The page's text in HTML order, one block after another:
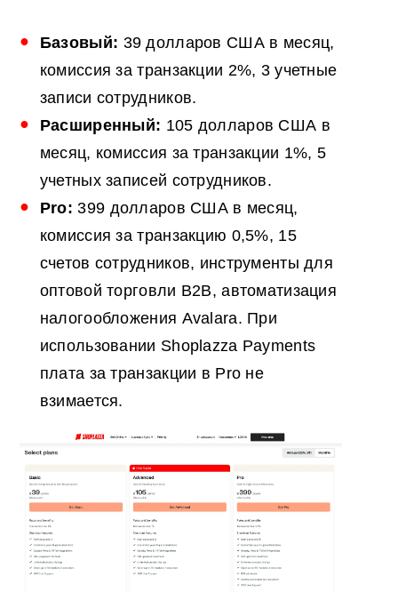
Базовый: 39 долларов США в месяц,
комиссия за транзакции 2%, 3 учетные
записи сотрудников.
Расширенный: 105 долларов США в
месяц, комиссия за транзакции 1%, 5
учетных записей сотрудников.
Pro:399 долларов США в месяц,
комиссия за транзакцию 0,5%, 15
счетов сотрудников, инструменты для
оптовой торговли B2B, автоматизация
налогообложения Avalara. При
использовании Shoplazza Payments
плата за транзакции в Pro не
взимается.